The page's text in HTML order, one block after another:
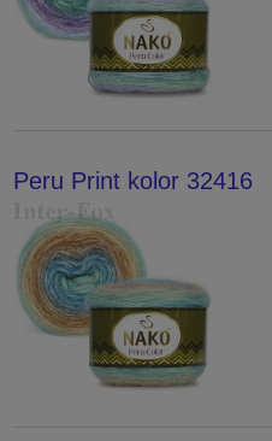
Peru Print kolor 32416